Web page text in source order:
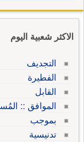
الاكثر شعبية اليوم
التجديف
الفطيرة
القابل
الموافق ::
بموجب
تدنيسية